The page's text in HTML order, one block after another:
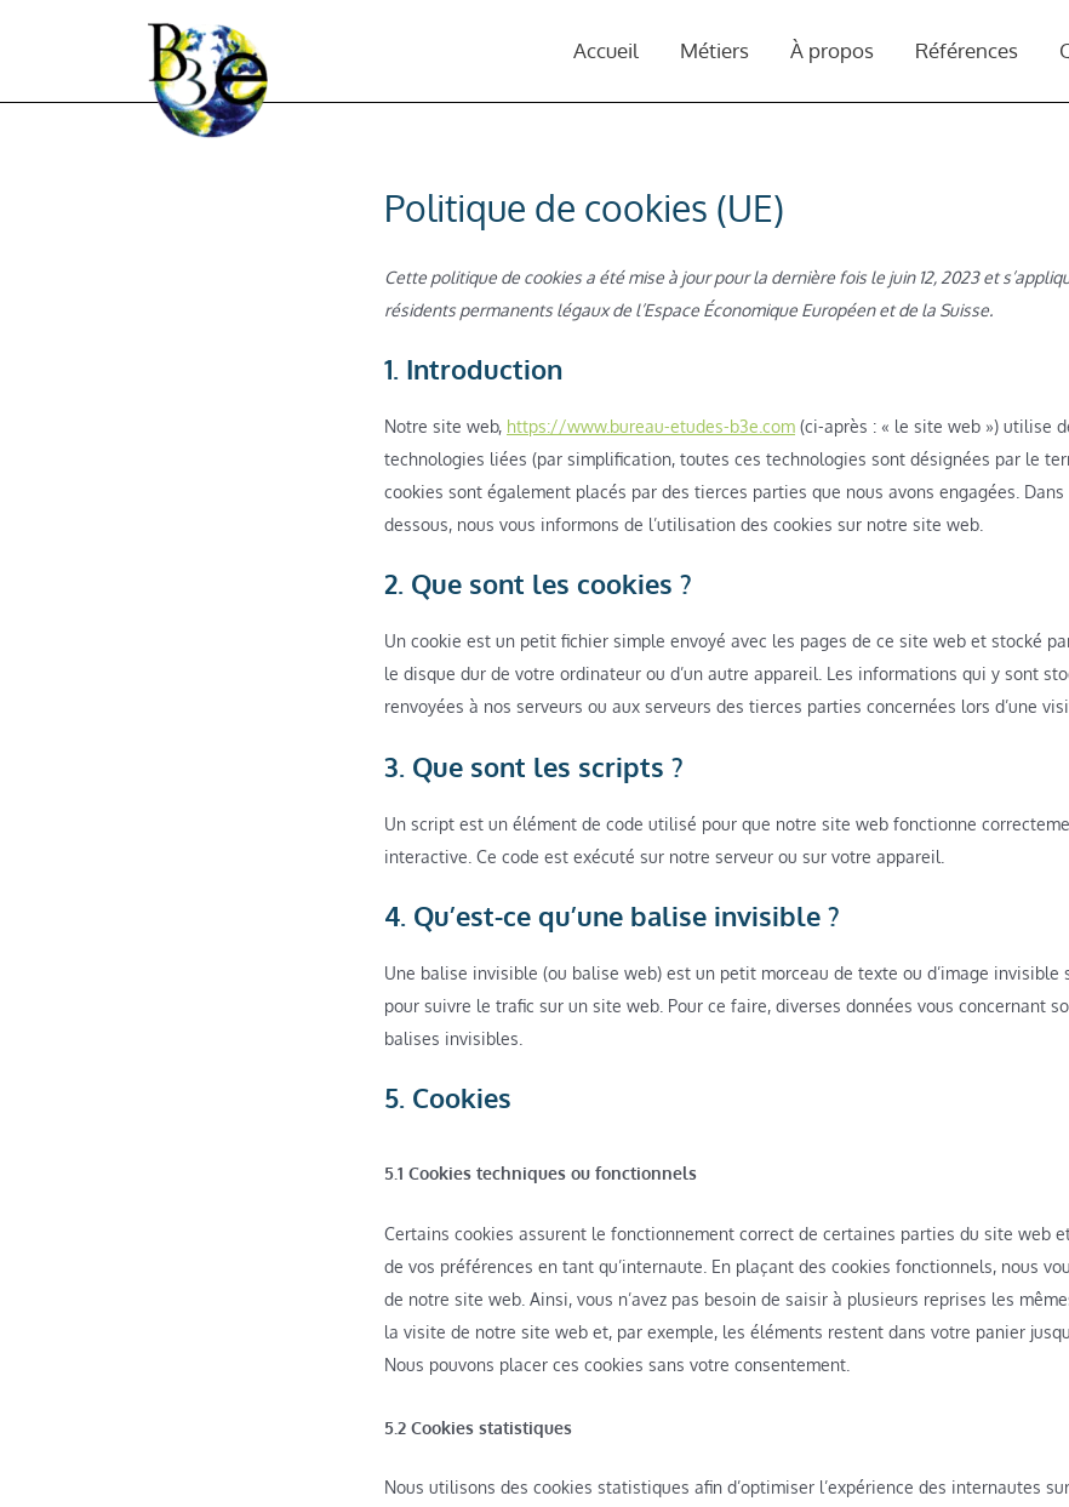
Accueil Métiers À propos Références
Politique de cookies (UE)
Cette politique de cookies a été mise à jour pour la dernière fois le juin 12, 2023 et
résidents permanents légaux de l’Espace Économique Européen et de la Suisse.
1. Introduction
Notre site web, https://www.bureau-etudes-b3e.com (ci-après : « le site web ») utilise
technologies liées (par simplification, toutes ces technologies sont désignées par le
cookies sont également placés par des tierces parties que nous avons engagées.
dessous, nous vous informons de l’utilisation des cookies sur notre site web.
2. Que sont les cookies ?
Un cookie est un petit fichier simple envoyé avec les pages de ce site web et stocké
le disque dur de votre ordinateur ou d’un autre appareil. Les informations qui y sont
renvoyées à nos serveurs ou aux serveurs des tierces parties concernées lors d’une
3. Que sont les scripts ?
Un script est un élément de code utilisé pour que notre site web fonctionne
interactive. Ce code est exécuté sur notre serveur ou sur votre appareil.
4. Qu’est-ce qu’une balise invisible ?
Une balise invisible (ou balise web) est un petit morceau de texte ou d’image invisible
pour suivre le trafic sur un site web. Pour ce faire, diverses données vous concernant
balises invisibles.
5. Cookies
5.1 Cookies techniques ou fonctionnels
Certains cookies assurent le fonctionnement correct de certaines parties du site web
de vos préférences en tant qu’internaute. En plaçant des cookies fonctionnels, nous
de notre site web. Ainsi, vous n’avez pas besoin de saisir à plusieurs reprises les
la visite de notre site web et, par exemple, les éléments restent dans votre panier
Nous pouvons placer ces cookies sans votre consentement.
5.2 Cookies statistiques
Nous utilisons des cookies statistiques afin d’optimiser l’expérience des internautes